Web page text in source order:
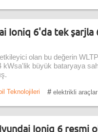
Ioniq 6'da tek
olan bu değerin
kWsa'lik büyük bataryaya
Teknolojileri # elektrikli araçlar
Ioniq 6 resmi